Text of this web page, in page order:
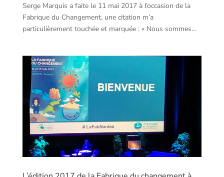
Serge Marquis a faite le 11 mai 2017 à l’occasion de la
Fabrique du Changement, une citation m’a
particulièrement touchée et marquée : « Nous sommes...